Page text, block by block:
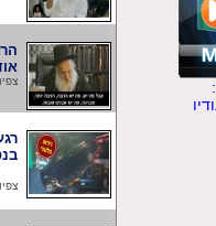
הרב
אודות
צפיות: 1405
רגע
בנס -
צפיות: 5198